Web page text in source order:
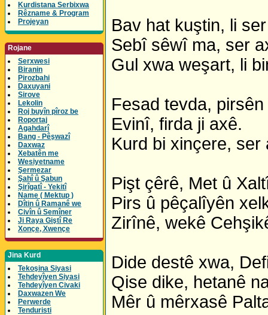
Kurdistana Serbixwa
Rêzname & Program
Projeyan
Rojane
Serxwesi
Biranin
Pirozbahi
Daxuyani
Sirove
Lekolin
Roj buyîn pîroz be
Roportaj
Agahdarî
Bang - Pêşwazî
Daxwaz
Xebatên me
Wesiyetname
Şermezar
Şahî û Şabun
Şirîgatî - Yekitî
Name ( Mektup )
Dîtin û Ramanê we
Civîn û Semîner
Ji Raya Giştî Re
Xonçe, Xwençe
Jina Kurd
Tekoşina Siyasi
Tehdeyîyen Siyasi
Tehdeyîyen Civaki
Daxwazen We
Perwerde
Tenduristi
Bav hat kuştin, li
Sebî sêwî ma, ser
Gul xwa weşart, li
Fesad tevda,
Evinî, firda ji axê.
Kurd bi xinçere, ser
Pişt çêrê, Met û
Pirs û pêçalîyên
Zirînê, wekê
Dide destê xwa,
Qise dike, hetanê
Mêr û mêrxasê